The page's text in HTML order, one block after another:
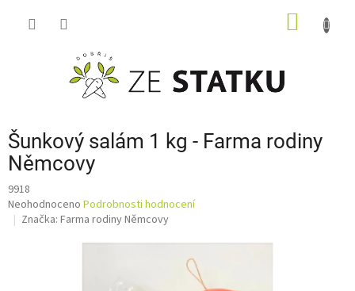
Šunkový salám 1 kg - Farma rodiny
Němcovy
9918
Průměrné
hodnocení
Neohodnoceno Podrobnosti hodnocení
Značka: Farma rodiny Němcovy